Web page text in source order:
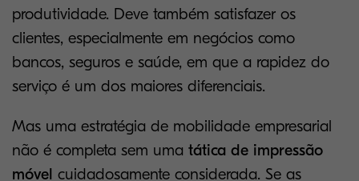
produtividade. Deve também satisfazer os
clientes, especialmente em negócios como
bancos, seguros e saúde, em que a rapidez do
serviço é um dos maiores diferenciais.
Mas uma estratégia de mobilidade empresarial
não é completa sem uma tática de impressão
móvel cuidadosamente considerada. Se as